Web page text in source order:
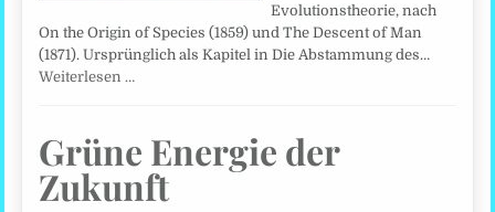
Evolutionstheorie, nach
On the Origin of Species (1859) und The Descent of Man
(1871). Ursprünglich als Kapitel in Die Abstammung des…
Weiterlesen …
Grüne Energie der
Zukunft